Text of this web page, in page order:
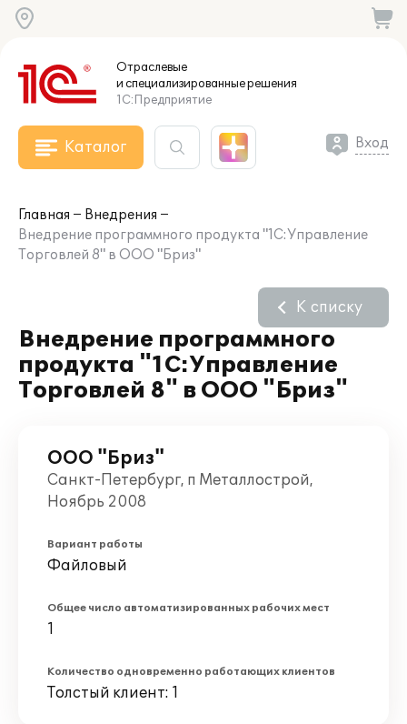
Отраслевые
и специализированныерешения
1С:Предприятие
Каталог Вход
Главная
Внедрения
Внедрение программного продукта "1С:Управление
Торговлей 8" в ООО "Бриз"
Внедрение программного
продукта "1С:Управление
Торговлей 8" в ООО "Бриз"
К списку
ООО "Бриз"
Санкт-Петербург, п Металлострой,
Ноябрь 2008
Вариант работы
Файловый
Общее число автоматизированных рабочих мест
1
Количество одновременно работающих клиентов
Толстый клиент: 1